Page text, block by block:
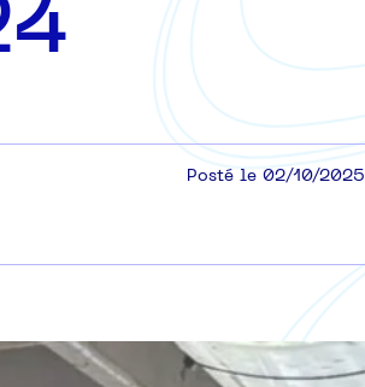
Posté le 02/10/2025